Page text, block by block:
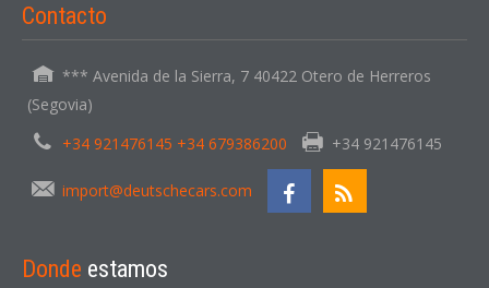
Contacto
*** Avenida de la Sierra, 7 40422 Otero de Herreros
(Segovia)
+34 921476145 +34 679386200
+34 921476145
import@deutschecars.com
Donde estamos